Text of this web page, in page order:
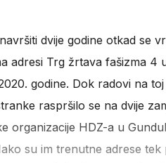
dvije godine otkad se
adresi Trg žrtava fašizma 4
godine. Dok radovi na
raspršilo se na dvije
organizacije HDZ-a u
su im trenutne adrese